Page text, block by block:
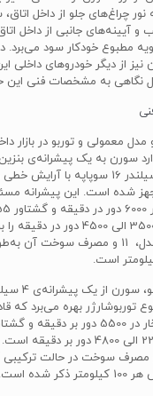
نور چراغ‌های جلو از داخل
آیینه‌های جانبی از داخل
مطبوع خودکار سود می‌برد.
از دیگر خودروهای داخلی این
نگاهی به مشخصات فنی این
معمولی و توربو در بازار
سورن به یک پیشرانه‌ی
محدوده‌ی 3500 الی 4500
در مدل
توربوشارژر بهره می‌برد که
در طیف 2200 الی 4800 دور
شده است.